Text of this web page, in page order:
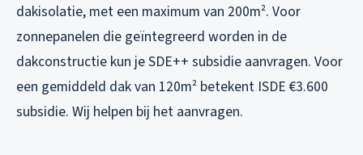
dakisolatie, met een maximum van 200m². Voor
zonnepanelen die geïntegreerd worden in de
dakconstructie kun je SDE++ subsidie aanvragen. Voor
een gemiddeld dak van 120m² betekent ISDE €3.600
subsidie. Wij helpen bij het aanvragen.